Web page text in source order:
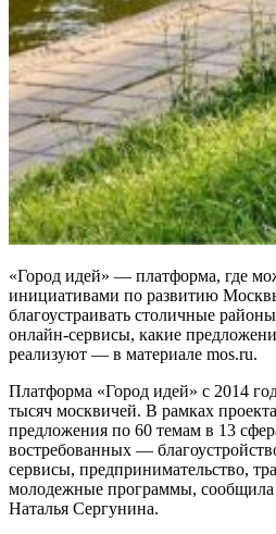
«Город идей» — платформа, где
инициативами по развитию
благоустраивать столичные
онлайн-сервисы, какие
реализуют — в материале mos.ru.
Платформа «Город идей» с 2014
тысяч москвичей. В рамках
предложения по 60 темам в 13
востребованных —
сервисы, предпринимательство,
молодежные программы,
Наталья Сергунина.